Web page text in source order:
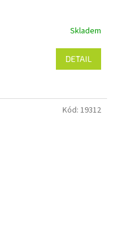
Skladem
DETAIL
Kód: 19312